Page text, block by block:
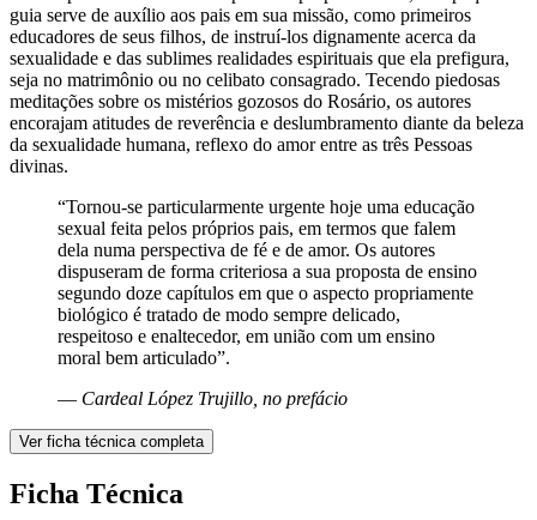
guia serve de auxílio aos pais em sua missão, como primeiros
educadores de seus filhos, de instruí-los dignamente acerca da
sexualidade e das sublimes realidades espirituais que ela prefigura,
seja no matrimônio ou no celibato consagrado. Tecendo piedosas
meditações sobre os mistérios gozosos do Rosário, os autores
encorajam atitudes de reverência e deslumbramento diante da beleza
da sexualidade humana, reflexo do amor entre as três Pessoas
divinas.
“Tornou-se particularmente urgente hoje uma educação
sexual feita pelos próprios pais, em termos que falem
dela numa perspectiva de fé e de amor. Os autores
dispuseram de forma criteriosa a sua proposta de ensino
segundo doze capítulos em que o aspecto propriamente
biológico é tratado de modo sempre delicado,
respeitoso e enaltecedor, em união com um ensino
moral bem articulado”.
— Cardeal López Trujillo, no prefácio
Ver ficha técnica completa
Ficha Técnica